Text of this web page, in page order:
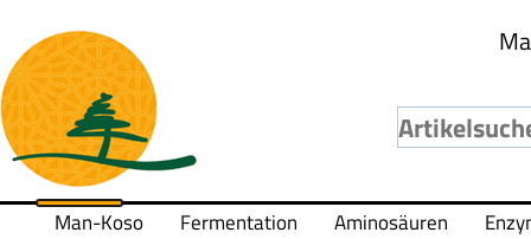
Man-Koso Fermentation Aminosäuren